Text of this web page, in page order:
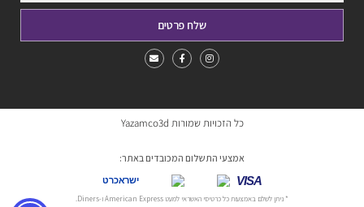
שלח פרטים
כל הזכויות שמורות Yazamco3d
אמצעי התשלום המכובדים באתר:
VISA
ישראכרט
* ניתן לשלם באמצעות כל כרטיסי האשראי למעט American Express ו-Diners.